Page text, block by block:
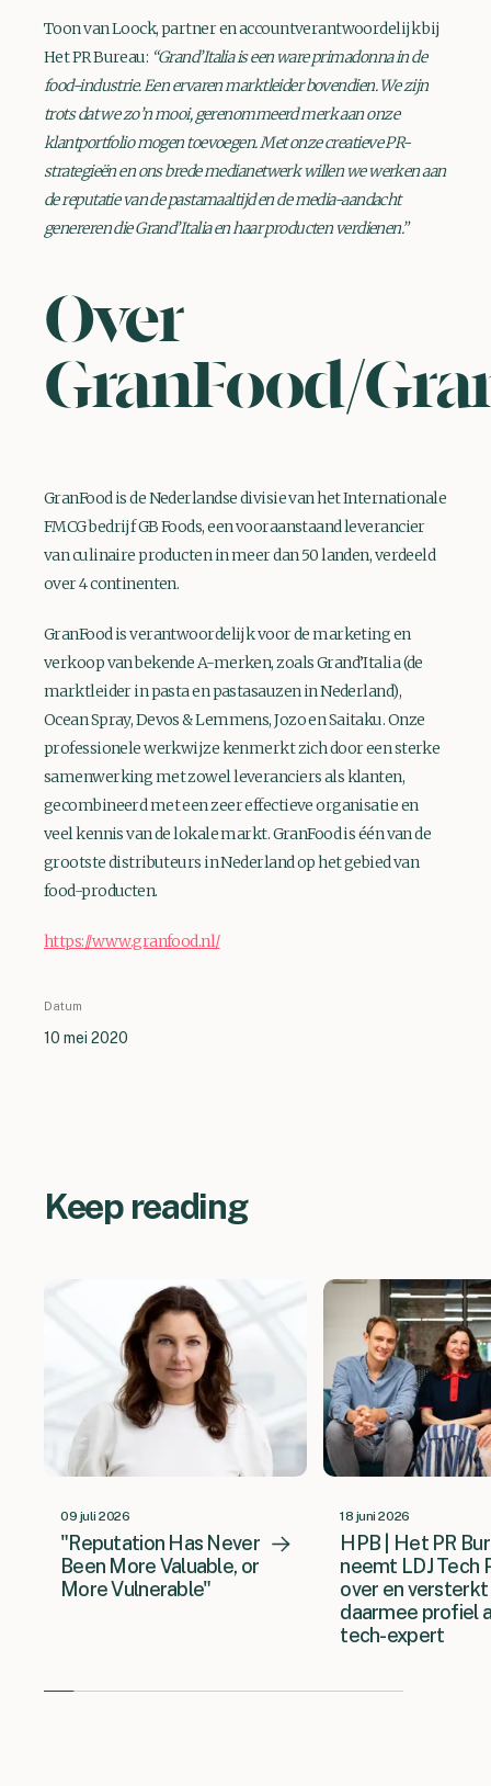
Toon van Loock, partner en accountverantwoordelijk bij
Het PR Bureau: “Grand’Italia is een ware primadonna in de
food-industrie. Een ervaren marktleider bovendien. We zijn
trots dat we zo’n mooi, gerenommeerd merk aan onze
klantportfolio mogen toevoegen. Met onze creatieve PR-
strategieën en ons brede medianetwerk willen we werken aan
de reputatie van de pastamaaltijd en de media-aandacht
genereren die Grand’Italia en haar producten verdienen.”
Over
GranFood/
GranFood is de Nederlandse divisie van het Internationale
FMCG bedrijf GB Foods, een vooraanstaand leverancier
van culinaire producten in meer dan 50 landen, verdeeld
over 4 continenten.
GranFood is verantwoordelijk voor de marketing en
verkoop van bekende A-merken, zoals Grand’Italia (de
marktleider in pasta en pastasauzen in Nederland),
Ocean Spray, Devos & Lemmens, Jozo en Saitaku. Onze
professionele werkwijze kenmerkt zich door een sterke
samenwerking met zowel leveranciers als klanten,
gecombineerd met een zeer effectieve organisatie en
veel kennis van de lokale markt. GranFood is één van de
grootste distributeurs in Nederland op het gebied van
food-producten.
https://www.granfood.nl/
Datum
10 mei 2020
Keep reading
09 juli 2026
"Reputation Has Never
Been More Valuable, or
More Vulnerable"
18 juni 2026
HPB | Het PR
neemt LDJ Tech
over en versterkt
daarmee profiel
tech-expert